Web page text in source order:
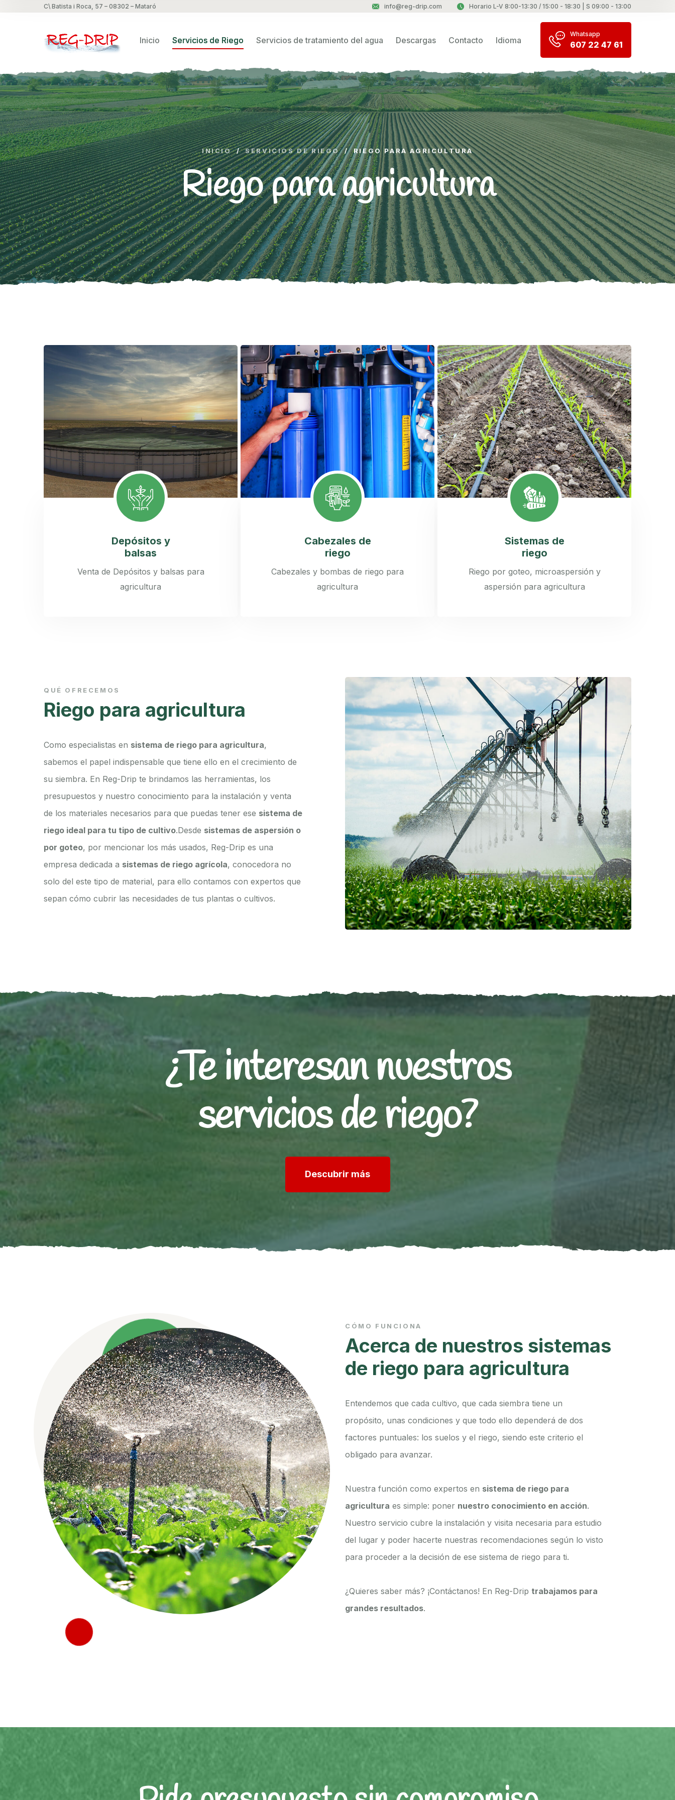
C\ Batista i Roca, 57 – 08302 – Mataró info@reg-drip.com Horario L-V 8:00-13:30 / 15:00 - 18:30 | S 09:00 - 13:00
Inicio Servicios de Riego Servicios de tratamiento del agua Descargas Contacto Idioma
Whatsapp
607 22 47 61
INICIO / SERVICIOS DE RIEGO / RIEGO PARA AGRICULTURA
Riego para agricultura
Depósitos y
balsas
Venta de Depósitos y balsas para
agricultura
Cabezales de
riego
Cabezales y bombas de riego para
agricultura
Sistemas de
riego
Riego por goteo, microaspersión y
aspersión para agricultura
QUÉ OFRECEMOS
Riego para agricultura
Como especialistas en sistema de riego para agricultura,
sabemos el papel indispensable que tiene ello en el crecimiento de
su siembra. En Reg-Drip te brindamos las herramientas, los
presupuestos y nuestro conocimiento para la instalación y venta
de los materiales necesarios para que puedas tener ese sistema de
riego ideal para tu tipo de cultivo.Desde sistemas de aspersión o
por goteo, por mencionar los más usados, Reg-Drip es una
empresa dedicada a sistemas de riego agrícola, conocedora no
solo del este tipo de material, para ello contamos con expertos que
sepan cómo cubrir las necesidades de tus plantas o cultivos.
¿Te interesan nuestros
servicios de riego?
Descubrir más
CÓMO FUNCIONA
Acerca de nuestros sistemas
de riego para agricultura
Entendemos que cada cultivo, que cada siembra tiene un
propósito, unas condiciones y que todo ello dependerá de dos
factores puntuales: los suelos y el riego, siendo este criterio el
obligado para avanzar.
Nuestra función como expertos en sistema de riego para
agricultura es simple: poner nuestro conocimiento en acción.
Nuestro servicio cubre la instalación y visita necesaria para estudio
del lugar y poder hacerte nuestras recomendaciones según lo visto
para proceder a la decisión de ese sistema de riego para ti.
¿Quieres saber más? ¡Contáctanos! En Reg-Drip trabajamos para
grandes resultados.